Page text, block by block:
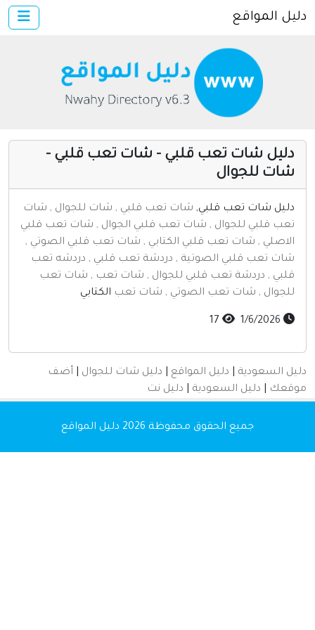
اتصل بنا
تسجيل
مواقع إخباريه
كمبيوتر وبرامج
إنترنت وشبكات
الأسرة والترفيه
مواقع طبيه
منتديات
دليل المواقع
دليل شات تعب قلبي - شات تعب قلبي -
شات للجوال
دليل شات تعب قلبي, شات تعب قلبي , شات للجوال , شات
تعب قلبي للجوال , شات تعب قلبي الجوال , شات تعب قلبي
الاصلي , شات تعب قلبي الكتابي , شات تعب قلبي الصوتي ,
شات تعب قلبي الصوتية , دردشة تعب قلبي , دردشه تعب
قلبي , دردشة تعب قلبي للجوال , شات تعب , شات تعب
للجوال , شات تعب الصوتي , شات تعب الكتابي
دليل السعودية دليل المواقع دليل شات للجوال
أضف
موقعك
دليل السعودية دليل نت
جميع الحقوق محفوظة 2026 دليل المواقع